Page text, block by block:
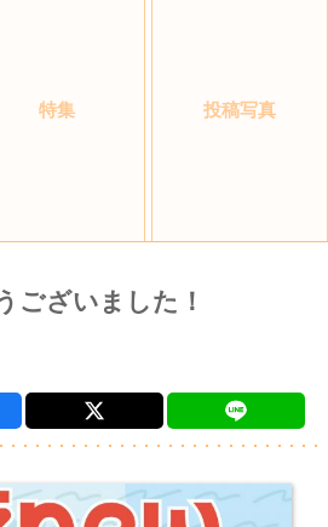
特集 投稿写真
ございました！